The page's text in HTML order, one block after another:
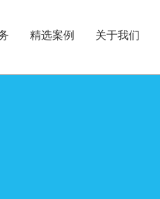
精选案例 关于我们